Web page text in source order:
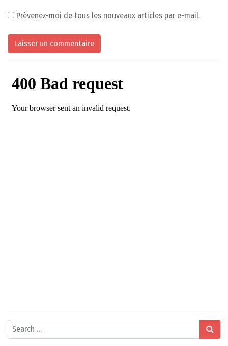
Prévenez-moi de tous les nouveaux articles par e-mail.
Search